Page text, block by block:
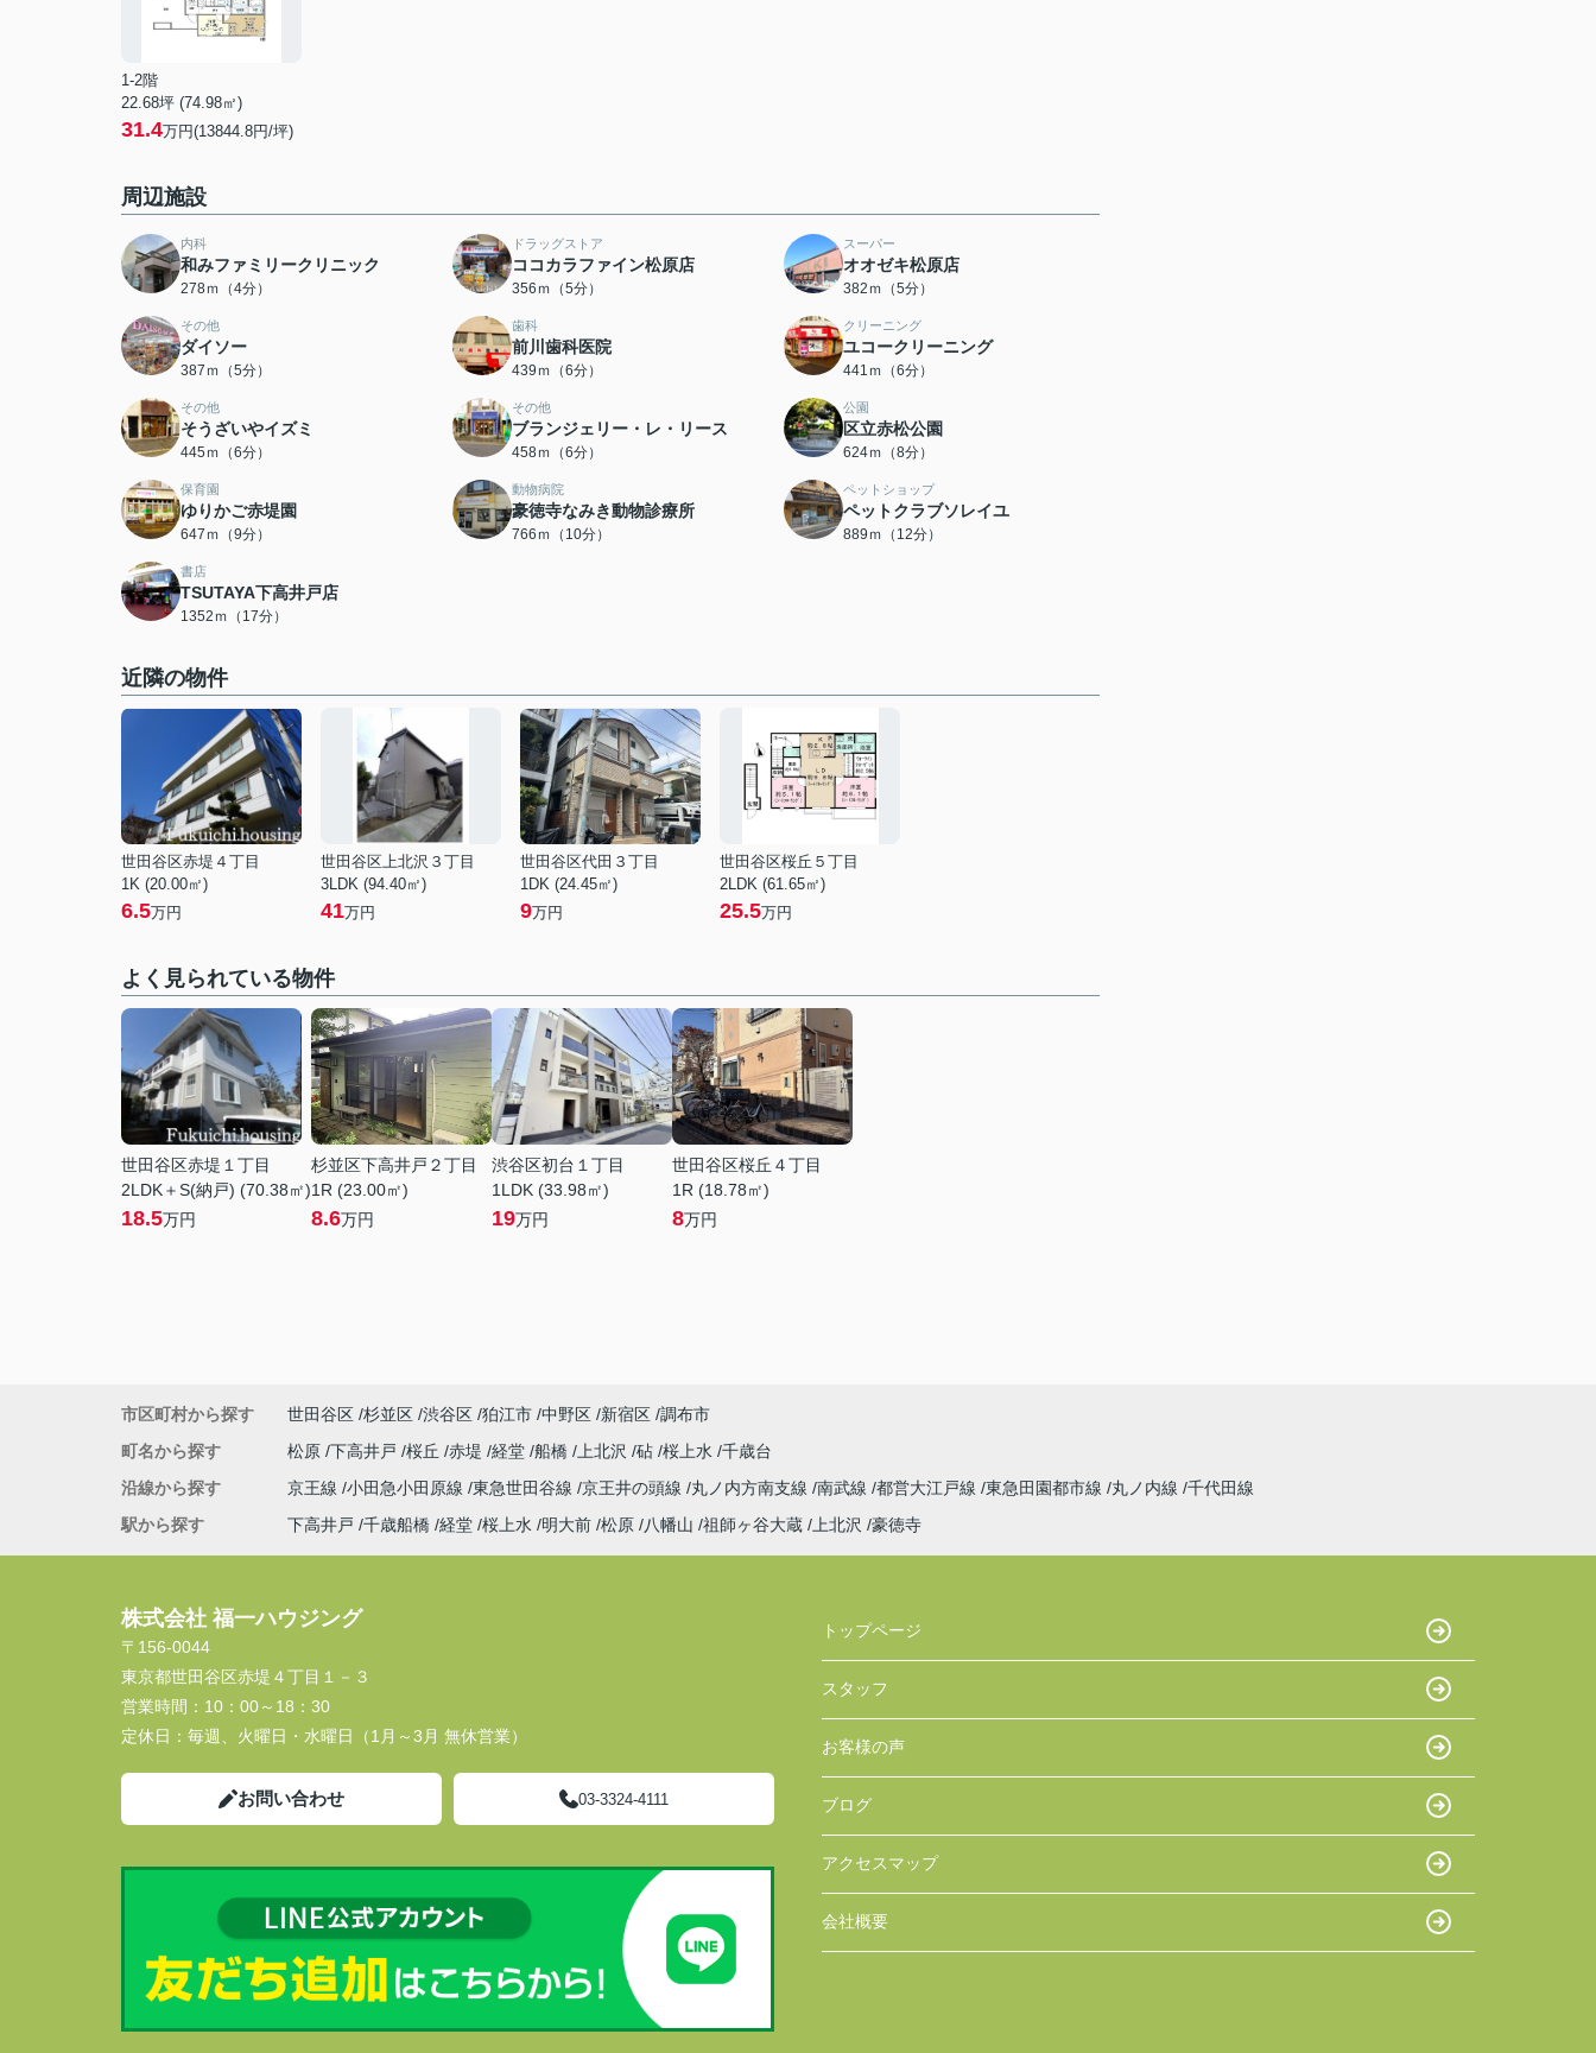
1-2階
22.68坪 (74.98㎡)
31.4万円(13844.8円/坪)
周辺施設
内科
和みファミリークリニック
278ｍ（4分）
ドラッグストア
ココカラファイン松原店
356ｍ（5分）
スーパー
オオゼキ松原店
382ｍ（5分）
その他
ダイソー
387ｍ（5分）
歯科
前川歯科医院
439ｍ（6分）
クリーニング
ユコークリーニング
441ｍ（6分）
その他
そうざいやイズミ
445ｍ（6分）
その他
ブランジェリー・レ・リース
458ｍ（6分）
公園
区立赤松公園
624ｍ（8分）
保育園
ゆりかご赤堤園
647ｍ（9分）
動物病院
豪徳寺なみき動物診療所
766ｍ（10分）
ペットショップ
ペットクラブソレイユ
889ｍ（12分）
書店
TSUTAYA下高井戸店
1352ｍ（17分）
近隣の物件
世田谷区赤堤４丁目
1K (20.00㎡)
6.5万円
世田谷区上北沢３丁目
3LDK (94.40㎡)
41万円
世田谷区代田３丁目
1DK (24.45㎡)
9万円
世田谷区桜丘５丁目
2LDK (61.65㎡)
25.5万円
よく見られている物件
世田谷区赤堤１丁目
2LDK＋S(納戸) (70.38㎡)
18.5万円
杉並区下高井戸２丁目
1R (23.00㎡)
8.6万円
渋谷区初台１丁目
1LDK (33.98㎡)
19万円
世田谷区桜丘４丁目
1R (18.78㎡)
8万円
市区町村から探す 世田谷区 杉並区 渋谷区 狛江市 中野区 新宿区 調布市
町名から探す
松原 下高井戸 桜丘 赤堤 経堂 船橋 上北沢 砧 桜上水 千歳台
沿線から探す
京王線 小田急小田原線 東急世田谷線 京王井の頭線 丸ノ内方南支線 南武線 都営大江戸線 東急田園都市線 丸ノ内線 千代田線
駅から探す
下高井戸 千歳船橋 経堂 桜上水 明大前 松原 八幡山 祖師ヶ谷大蔵 上北沢 豪徳寺
株式会社 福一ハウジング
〒156-0044
東京都世田谷区赤堤４丁目１－３
営業時間： 10：00～18：30
定休日： 毎週、火曜日・水曜日（1月～3月 無休営業）
お問い合わせ 03-3324-4111
トップページ
スタッフ
お客様の声
ブログ
アクセスマップ
会社概要